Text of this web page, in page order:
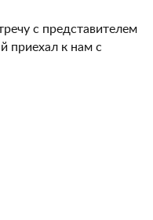
с представителем
приехал к нам с